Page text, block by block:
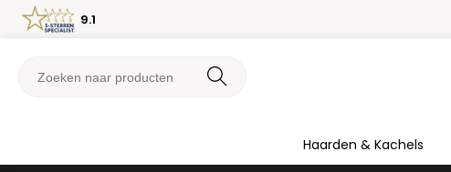
Haarden & Kachels
9.1